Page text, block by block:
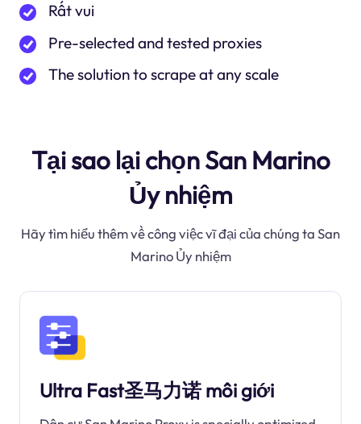
Rất vui
Pre-selected and tested proxies
The solution to scrape at any scale
Tại sao lại chọn San Marino
Ủy nhiệm
Hãy tìm hiểu thêm về công việc vĩ đại của chúng ta San
Marino Ủy nhiệm
Ultra Fast圣马力诺 môi giới